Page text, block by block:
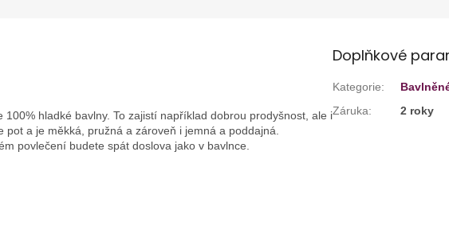
hladké bavlny. To zajistí například dobrou prodyšnost, ale i
a je měkká, pružná a zároveň i jemná a poddajná.
povlečení budete spát doslova jako v bavlnce.
Doplňkové
Kategorie:
Záruka: 2 roky